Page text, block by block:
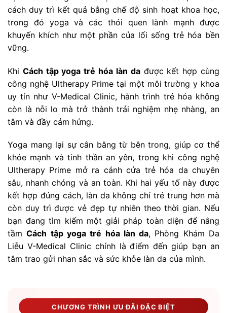
cách duy trì kết quả bằng chế độ sinh hoạt khoa học,
trong đó yoga và các thói quen lành mạnh được
khuyến khích như một phần của lối sống trẻ hóa bền
vững.
Khi Cách tập yoga trẻ hóa làn dađược kết hợp cùng
công nghệ Ultherapy Prime tại một môi trường y khoa
uy tín như V-Medical Clinic, hành trình trẻ hóa không
còn là nỗi lo mà trở thành trải nghiệm nhẹ nhàng, an
tâm và đầy cảm hứng.
Yoga mang lại sự cân bằng từ bên trong, giúp cơ thể
khỏe mạnh và tinh thần an yên, trong khi công nghệ
Ultherapy Prime mở ra cánh cửa trẻ hóa da chuyên
sâu, nhanh chóng và an toàn. Khi hai yếu tố này được
kết hợp đúng cách, làn da không chỉ trẻ trung hơn mà
còn duy trì được vẻ đẹp tự nhiên theo thời gian. Nếu
bạn đang tìm kiếm một giải pháp toàn diện để nâng
tầmCách tập yoga trẻ hóa làn da, Phòng Khám Da
Liễu V-Medical Clinic chính là điểm đến giúp bạn an
tâm trao gửi nhan sắc và sức khỏe làn da của mình.
CHƯƠNG TRÌNH ƯU ĐÃI ĐẶC BIỆT